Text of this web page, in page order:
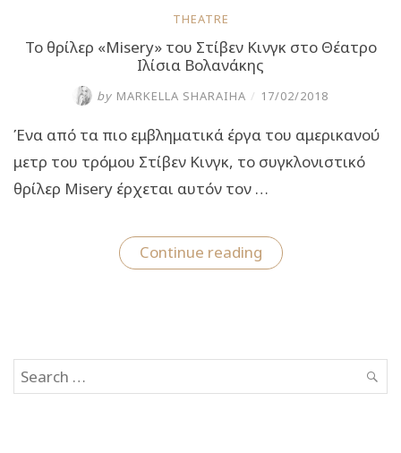
THEATRE
Το θρίλερ «Misery» του Στίβεν Κινγκ στο Θέατρο
Ιλίσια Βολανάκης
by MARKELLA SHARAIHA / 17/02/2018
Ένα από τα πιο εμβληματικά έργα του αμερικανού
μετρ του τρόμου Στίβεν Κινγκ, το συγκλονιστικό
θρίλερ Misery έρχεται αυτόν τον …
Continue reading“Το
θρίλερ
Θέατρο
Βολανάκης”
Search
for: